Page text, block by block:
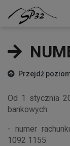
Przejdź
Od 1 stycznia
bankowych:
- numer
1092 1155